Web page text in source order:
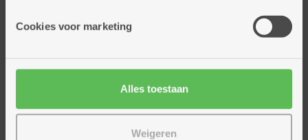
Cookies voor marketing
Alles toestaan
Weigeren
Thuisdiensten
Assistentiewoningen
Mijn Zorgbedrijf